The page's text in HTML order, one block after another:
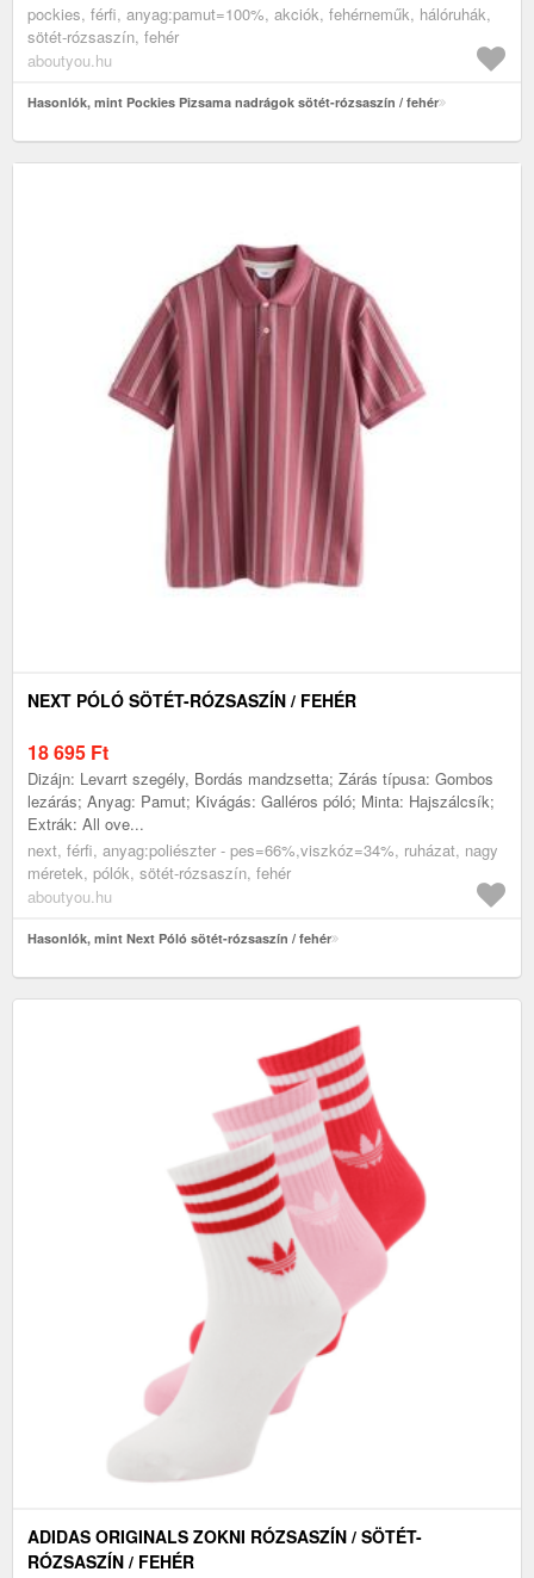
pockies, férfi, anyag:pamut=100%, akciók, fehérneműk, hálóruhák,
sötét-rózsaszín, fehér
aboutyou.hu
Hasonlók, mint Pockies Pizsama nadrágok sötét-rózsaszín / fehér
NEXT PÓLÓ SÖTÉT-RÓZSASZÍN / FEHÉR
18 695 Ft
Dizájn: Levarrt szegély, Bordás mandzsetta; Zárás típusa: Gombos
lezárás; Anyag: Pamut; Kivágás: Galléros póló; Minta: Hajszálcsík;
Extrák: All ove...
next, férfi, anyag:poliészter - pes=66%,viszkóz=34%, ruházat, nagy
méretek, pólók, sötét-rózsaszín, fehér
aboutyou.hu
Hasonlók, mint Next Póló sötét-rózsaszín / fehér
ADIDAS ORIGINALS ZOKNI RÓZSASZÍN / SÖTÉT-
RÓZSASZÍN / FEHÉR